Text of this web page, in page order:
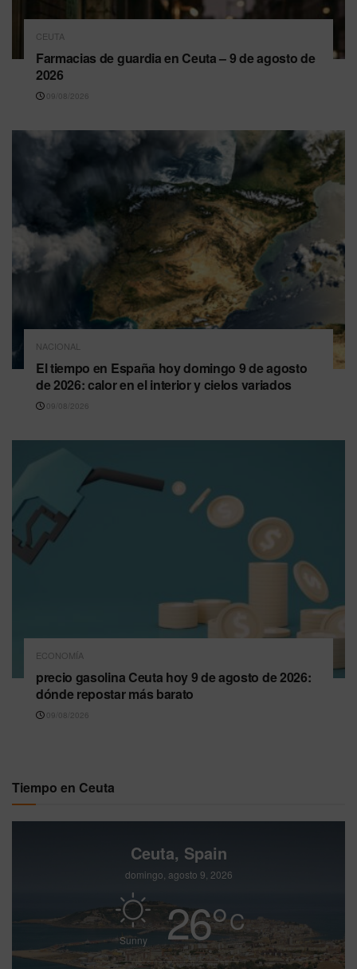
CEUTA
Farmacias de guardia en Ceuta – 9 de agosto de
2026
09/08/2026
NACIONAL
El tiempo en España hoy domingo 9 de agosto
de 2026: calor en el interior y cielos variados
09/08/2026
ECONOMÍA
precio gasolina Ceuta hoy 9 de agosto de 2026:
dónde repostar más barato
09/08/2026
Tiempo en Ceuta
Ceuta, Spain
domingo, agosto 9, 2026
Sunny 26°C